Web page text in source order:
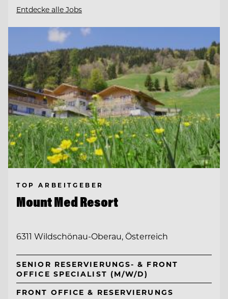
Entdecke alle Jobs
TOP ARBEITGEBER
Mount Med Resort
6311 Wildschönau-Oberau, Österreich
SENIOR RESERVIERUNGS- & FRONT
OFFICE SPECIALIST (M/W/D)
FRONT OFFICE & RESERVIERUNGS